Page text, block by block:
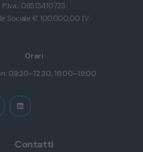
P.Iva.: 08513410723
Sociale € 100.000,00 I.V.
Orari
09:30–12:30, 16:00–19:00
Contatti